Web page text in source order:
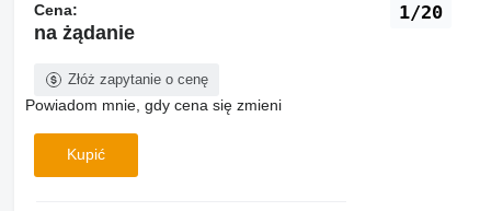
1/20
Cena:
na żądanie
Złóż zapytanie o cenę
Powiadom mnie, gdy cena się zmieni
Kupić